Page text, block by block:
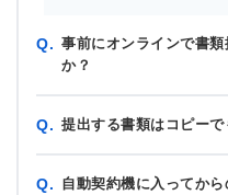
Q. 事前にオンラインで書
か？
Q. 提出する書類はコピーで
Q. 自動契約機に入ってか